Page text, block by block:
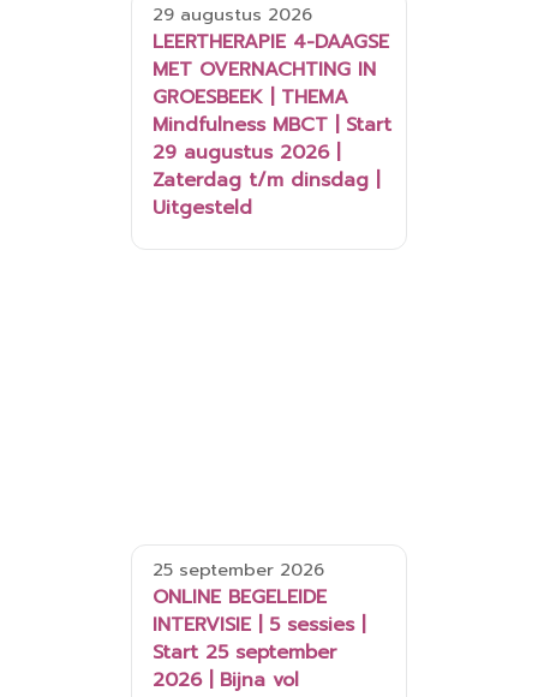
29 augustus 2026
LEERTHERAPIE 4-DAAGSE
MET OVERNACHTING IN
GROESBEEK | THEMA
Mindfulness MBCT | Start
29 augustus 2026 |
Zaterdag t/m dinsdag |
Uitgesteld
25 september 2026
ONLINE BEGELEIDE
INTERVISIE | 5 sessies |
Start 25 september
2026 | Bijna vol